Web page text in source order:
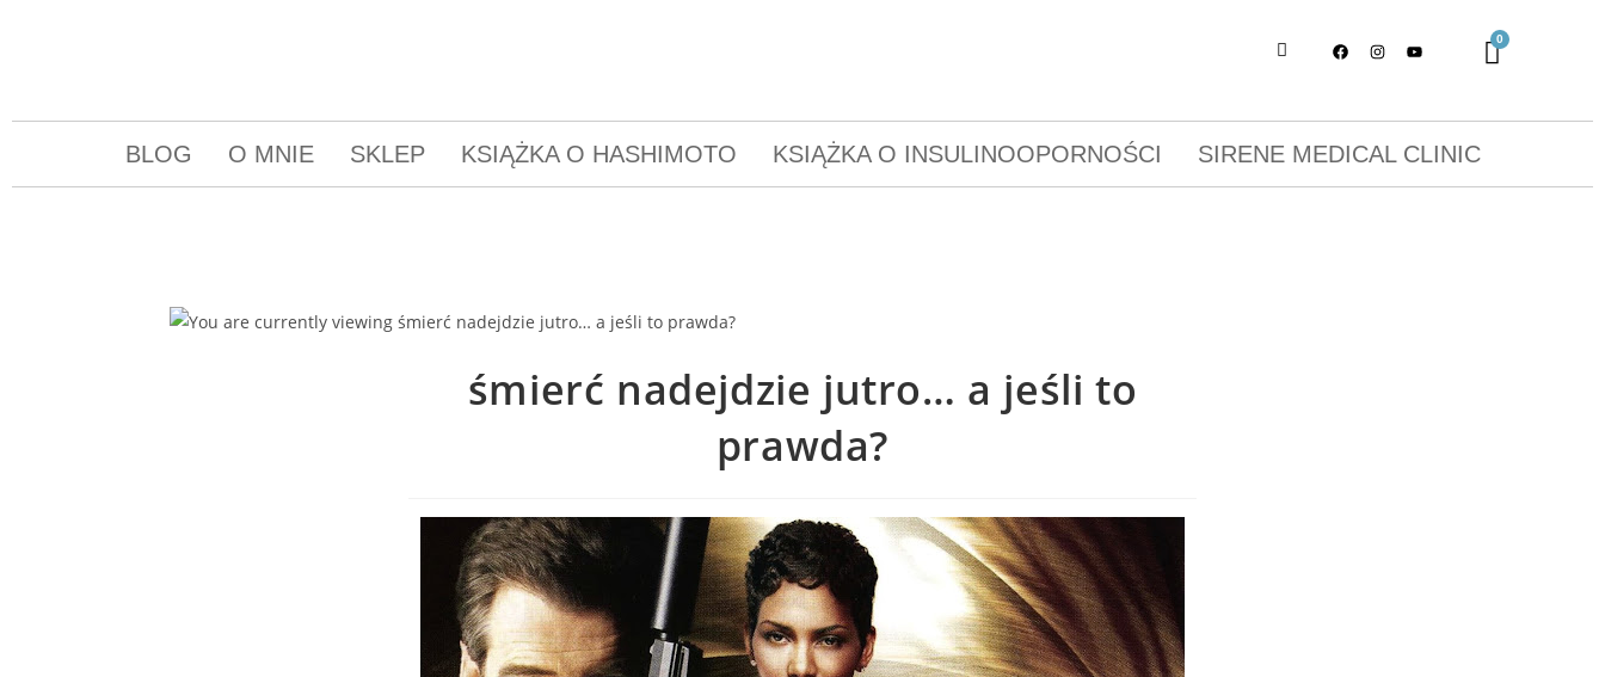
BLOG O MNIE SKLEP KSIĄŻKA O HASHIMOTO KSIĄŻKA O INSULINOOPORNOŚCI SIRENE MEDICAL CLINIC
śmierć nadejdzie jutro… a jeśli to
prawda?